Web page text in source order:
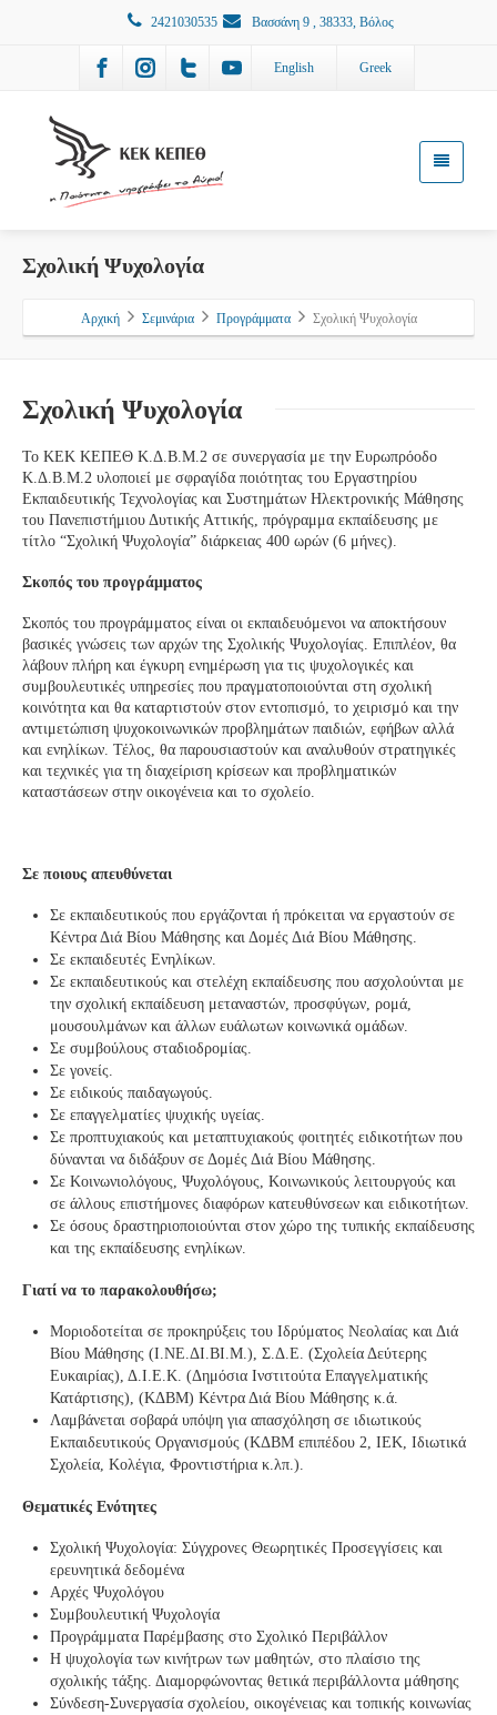
2421030535 Βασσάνη 9 , 38333, Βόλος
English Greek
Σχολική Ψυχολογία
Αρχική Σεμινάρια Προγράμματα Σχολική Ψυχολογία
Σχολική Ψυχολογία
Το ΚΕΚ ΚΕΠΕΘ Κ.Δ.Β.Μ.2 σε συνεργασία με την Ευρωπρόοδο
Κ.Δ.Β.Μ.2 υλοποιεί με σφραγίδα ποιότητας του Εργαστηρίου
Εκπαιδευτικής Τεχνολογίας και Συστημάτων Ηλεκτρονικής Μάθησης
του Πανεπιστήμιου Δυτικής Αττικής, πρόγραμμα εκπαίδευσης με
τίτλο “Σχολική Ψυχολογία” διάρκειας 400 ωρών (6 μήνες).
Σκοπός του προγράμματος
Σκοπός του προγράμματος είναι οι εκπαιδευόμενοι να αποκτήσουν
βασικές γνώσεις των αρχών της Σχολικής Ψυχολογίας. Επιπλέον, θα
λάβουν πλήρη και έγκυρη ενημέρωση για τις ψυχολογικές και
συμβουλευτικές υπηρεσίες που πραγματοποιούνται στη σχολική
κοινότητα και θα καταρτιστούν στον εντοπισμό, το χειρισμό και την
αντιμετώπιση ψυχοκοινωνικών προβλημάτων παιδιών, εφήβων αλλά
και ενηλίκων. Τέλος, θα παρουσιαστούν και αναλυθούν στρατηγικές
και τεχνικές για τη διαχείριση κρίσεων και προβληματικών
καταστάσεων στην οικογένεια και το σχολείο.
Σε ποιους απευθύνεται
Σε εκπαιδευτικούς που εργάζονται ή πρόκειται να εργαστούν σε
Κέντρα Διά Βίου Μάθησης και Δομές Διά Βίου Μάθησης.
Σε εκπαιδευτές Ενηλίκων.
Σε εκπαιδευτικούς και στελέχη εκπαίδευσης που ασχολούνται με
την σχολική εκπαίδευση μεταναστών, προσφύγων, ρομά,
μουσουλμάνων και άλλων ευάλωτων κοινωνικά ομάδων.
Σε συμβούλους σταδιοδρομίας.
Σε γονείς.
Σε ειδικούς παιδαγωγούς.
Σε επαγγελματίες ψυχικής υγείας.
Σε προπτυχιακούς και μεταπτυχιακούς φοιτητές ειδικοτήτων που
δύνανται να διδάξουν σε Δομές Διά Βίου Μάθησης.
Σε Κοινωνιολόγους, Ψυχολόγους, Κοινωνικούς λειτουργούς και
σε άλλους επιστήμονες διαφόρων κατευθύνσεων και ειδικοτήτων.
Σε όσους δραστηριοποιούνται στον χώρο της τυπικής εκπαίδευσης
και της εκπαίδευσης ενηλίκων.
Γιατί να το παρακολουθήσω;
Μοριοδοτείται σε προκηρύξεις του Ιδρύματος Νεολαίας και Διά
Βίου Μάθησης (Ι.ΝΕ.ΔΙ.ΒΙ.Μ.), Σ.Δ.Ε. (Σχολεία Δεύτερης
Ευκαιρίας), Δ.Ι.Ε.Κ. (Δημόσια Ινστιτούτα Επαγγελματικής
Κατάρτισης), (ΚΔΒΜ) Κέντρα Διά Βίου Μάθησης κ.ά.
Λαμβάνεται σοβαρά υπόψη για απασχόληση σε ιδιωτικούς
Εκπαιδευτικούς Οργανισμούς (ΚΔΒΜ επιπέδου 2, ΙΕΚ, Ιδιωτικά
Σχολεία, Κολέγια, Φροντιστήρια κ.λπ.).
Θεματικές Ενότητες
Σχολική Ψυχολογία: Σύγχρονες Θεωρητικές Προσεγγίσεις και
ερευνητικά δεδομένα
Αρχές Ψυχολόγου
Συμβουλευτική Ψυχολογία
Προγράμματα Παρέμβασης στο Σχολικό Περιβάλλον
Η ψυχολογία των κινήτρων των μαθητών, στο πλαίσιο της
σχολικής τάξης. Διαμορφώνοντας θετικά περιβάλλοντα μάθησης
Σύνδεση-Συνεργασία σχολείου, οικογένειας και τοπικής κοινωνίας